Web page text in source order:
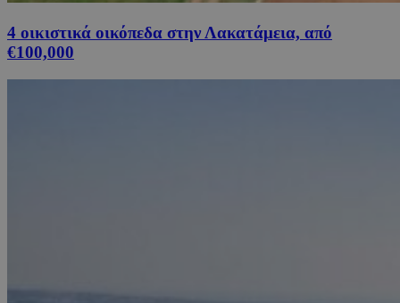
4 οικιστικά οικόπεδα στην Λακατάμεια, από
€100,000